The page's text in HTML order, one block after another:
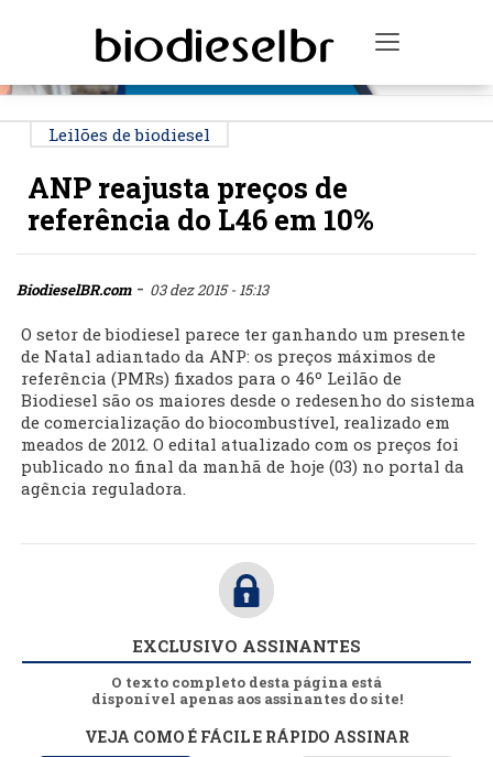
Toggle
Leilões de biodiesel
ANP reajusta preços de
referência do L46 em 10%
BiodieselBR.com- 03 dez 2015 - 15:13
O setor de biodiesel parece ter ganhando um presente
de Natal adiantado da ANP: os preços máximos de
referência (PMRs) fixados para o 46º Leilão de
Biodiesel são os maiores desde o redesenho do sistema
de comercialização do biocombustível, realizado em
meados de 2012. O edital atualizado com os preços foi
publicado no final da manhã de hoje (03) no portal da
agência reguladora.
EXCLUSIVO ASSINANTES
O texto completo desta página está
disponível apenas aos assinantes do site!
VEJA COMO É FÁCIL E RÁPIDO ASSINAR